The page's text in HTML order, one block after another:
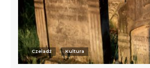
Czeladź Kultura